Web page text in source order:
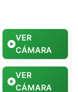
VER
CÁMARA
VER
CÁMARA